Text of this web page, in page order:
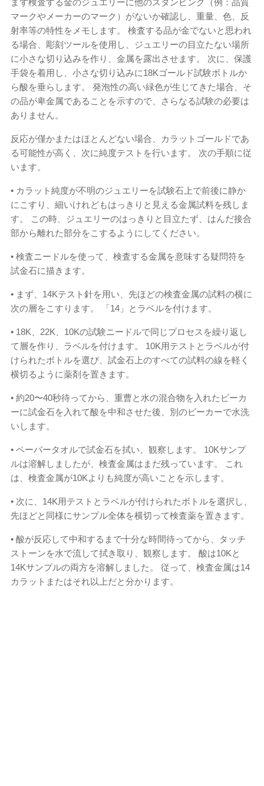
まず検査する金のジュエリーに他のスタンピング（例：品質
マークやメーカーのマーク）がないか確認し、重量、色、反
射率等の特性をメモします。 検査する品が金でないと思われ
る場合、彫刻ツールを使用し、ジュエリーの目立たない場所
に小さな切り込みを作り、金属を露出させます。 次に、保護
手袋を着用し、小さな切り込みに18Kゴールド試験ボトルか
ら酸を垂らします。 発泡性の高い緑色が生じてきた場合、そ
の品が卑金属であることを示すので、さらなる試験の必要は
ありません。
反応が僅かまたはほとんどない場合、カラットゴールドであ
る可能性が高く、次に純度テストを行います。 次の手順に従
います。
• カラット純度が不明のジュエリーを試験石上で前後に静か
にこすり、細いけれどもはっきりと見える金属試料を残しま
す。 この時、ジュエリーのはっきりと目立たず、はんだ接合
部から離れた部分をこするようにしてください。
• 検査ニードルを使って、検査する金属を意味する疑問符を
試金石に描きます。
• まず、14Kテスト針を用い、先ほどの検査金属の試料の横に
次の層をこすります。 「14」とラベルを付けます。
• 18K、22K、10Kの試験ニードルで同じプロセスを繰り返し
て層を作り、ラベルを付けます。 10K用テストとラベルが付
けられたボトルを選び、試金石上のすべての試料の線を軽く
横切るように薬剤を置きます。
• 約20〜40秒待ってから、重曹と水の混合物を入れたビーカ
ーに試金石を入れて酸を中和させた後、別のビーカーで水洗
いします。
• ペーパータオルで試金石を拭い、観察します。 10Kサンプ
ルは溶解しましたが、検査金属はまだ残っています。 これ
は、検査金属が10Kよりも純度が高いことを示します。
• 次に、14K用テストとラベルが付けられたボトルを選択し、
先ほどと同様にサンプル全体を横切って検査薬を置きます。
• 酸が反応して中和するまで十分な時間待ってから、タッチ
ストーンを水で流して拭き取り、観察します。 酸は10Kと
14Kサンプルの両方を溶解しました。 従って、検査金属は14
カラットまたはそれ以上だと分かります。